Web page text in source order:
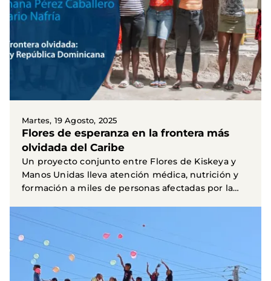
Martes, 19 Agosto, 2025
Flores de esperanza en la frontera más
olvidada del Caribe
Un proyecto conjunto entre Flores de Kiskeya y
Manos Unidas lleva atención médica, nutrición y
formación a miles de personas afectadas por la